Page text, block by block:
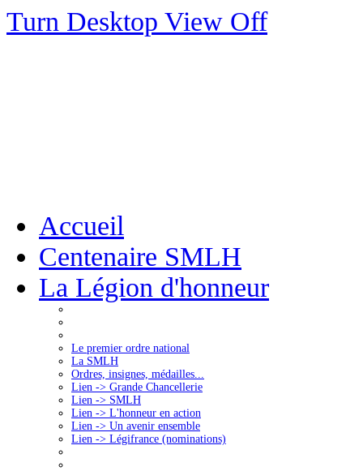
Turn Desktop View Off
Accueil
Centenaire SMLH
La Légion d'honneur
Le premier ordre national
La SMLH
Ordres, insignes, médailles...
Lien -> Grande Chancellerie
Lien -> SMLH
Lien -> L'honneur en action
Lien -> Un avenir ensemble
Lien -> Légifrance (nominations)